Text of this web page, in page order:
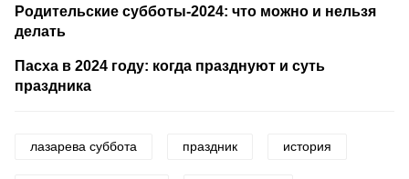
Родительские субботы-2024: что можно и нельзя
делать
Пасха в 2024 году: когда празднуют и суть
праздника
лазарева суббота праздник история